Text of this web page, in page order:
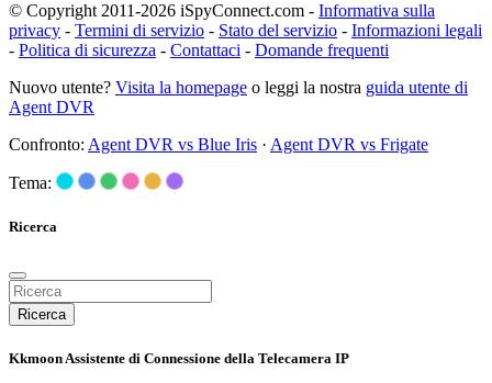
© Copyright 2011-2026 iSpyConnect.com - Informativa sulla
privacy - Termini di servizio - Stato del servizio - Informazioni legali
- Politica di sicurezza - Contattaci - Domande frequenti
Nuovo utente? Visita la homepage o leggi la nostra guida utente di
Agent DVR
Confronto: Agent DVR vs Blue Iris · Agent DVR vs Frigate
Tema:
Ricerca
Ricerca
Kkmoon Assistente di Connessione della Telecamera IP